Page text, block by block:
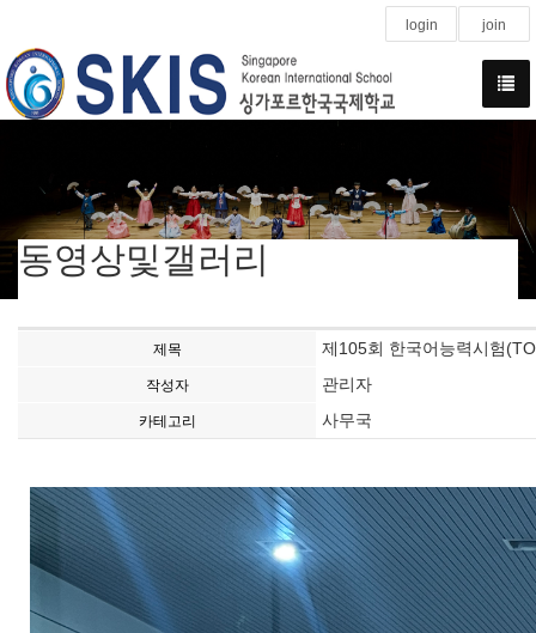
login join
동영상및갤러리
제목 제105회 한국어능력시험
작성자 관리자
카테고리 사무국